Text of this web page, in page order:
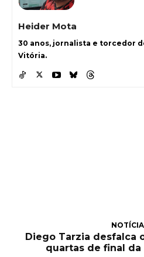
Heider Mota
30 anos, jornalista e torcedor
Vitória.
Diego Tarzia desfalca
quartas de final da